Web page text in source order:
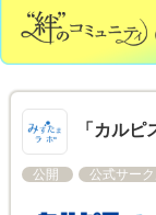
「カル
公開 公式サー